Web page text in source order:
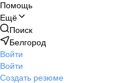
Помощь
Ещё
Поиск
Белгород
Войти
Войти
Создать резюме